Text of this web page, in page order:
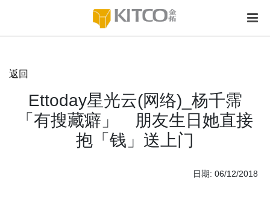
返回
Ettoday星光云(网络)_杨千霈
「有搜藏癖」 朋友生日她直接
抱「钱」送上门
日期: 06/12/2018